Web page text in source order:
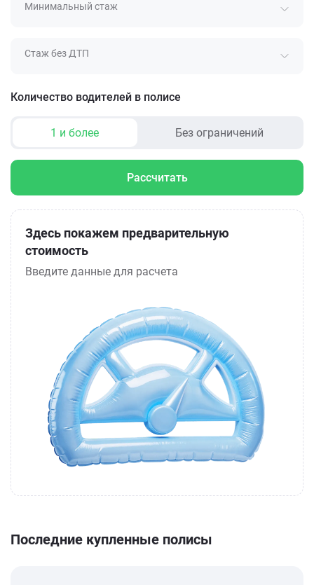
Минимальный стаж
Стаж без ДТП
Количество водителей в полисе
1 и более Без ограничений
Рассчитать
Здесь покажем предварительную
стоимость
Введите данные для расчета
Последние купленные полисы